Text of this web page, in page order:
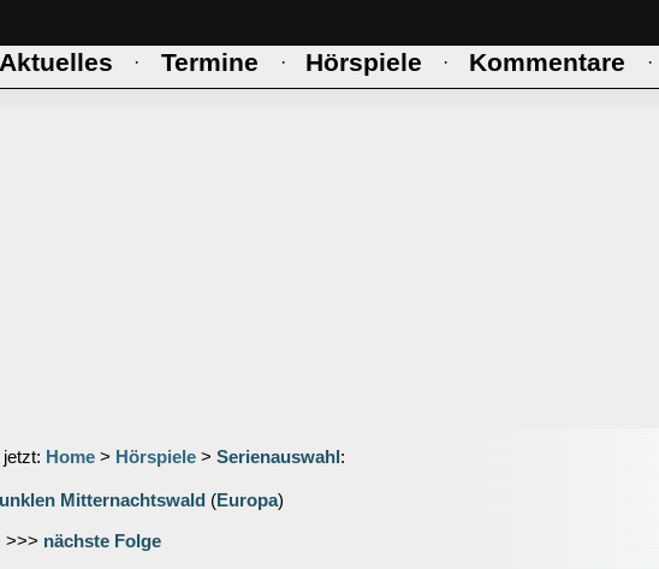
Aktuelles · Termine · Hörspiele · Kommentare ·
Home > Hörspiele > Serienauswahl :
Mitternachtswald (Europa)
>>> nächste Folge